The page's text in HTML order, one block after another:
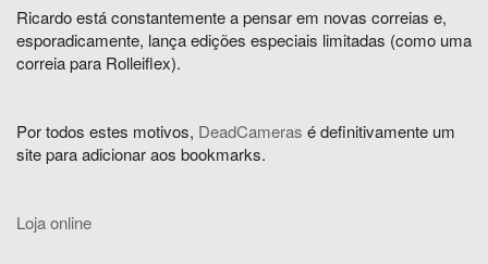
Ricardo está constantemente a pensar em novas correias e,
esporadicamente, lança edições especiais limitadas (como uma
correia para Rolleiflex).
Por todos estes motivos, DeadCameras é definitivamente um
site para adicionar aos bookmarks.
Loja online